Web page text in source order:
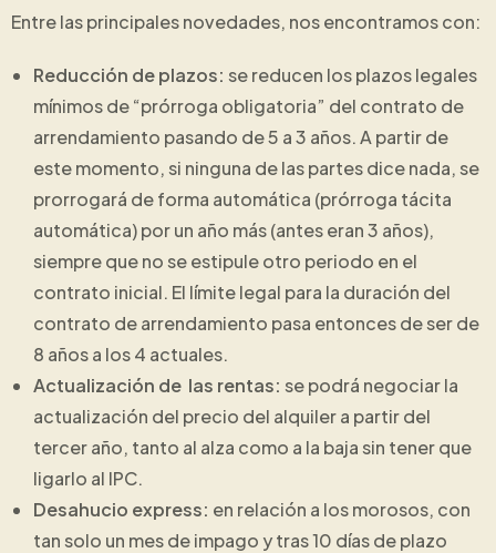
Entre las principales novedades, nos encontramos con:
Reducción de plazos: se reducen los plazos legales
mínimos de “prórroga obligatoria” del contrato de
arrendamiento pasando de 5 a 3 años. A partir de
este momento, si ninguna de las partes dice nada, se
prorrogará de forma automática (prórroga tácita
automática) por un año más (antes eran 3 años),
siempre que no se estipule otro periodo en el
contrato inicial. El límite legal para la duración del
contrato de arrendamiento pasa entonces de ser de
8 años a los 4 actuales.
Actualización de las rentas: se podrá negociar la
actualización del precio del alquiler a partir del
tercer año, tanto al alza como a la baja sin tener que
ligarlo al IPC.
Desahucio express: en relación a los morosos, con
tan solo un mes de impago y tras 10 días de plazo